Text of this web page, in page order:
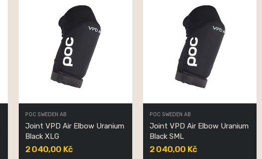
POC SWEDEN AB
Joint VPD Air Elbow Uranium
Black XLG
2 040,00 Kč
POC SWEDEN AB
Joint VPD Air Elbow Uranium
Black SML
2 040,00 Kč